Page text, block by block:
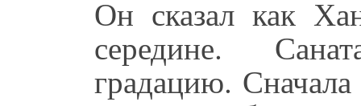
Он сказал как
середине.
градацию.